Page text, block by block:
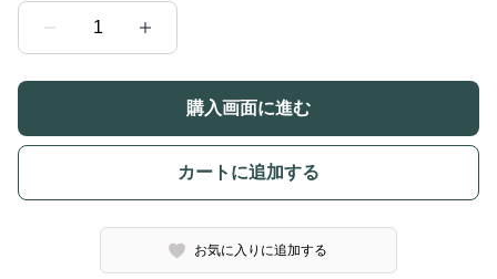
1
購入画面に進む
カートに追加する
お気に入りに追加する